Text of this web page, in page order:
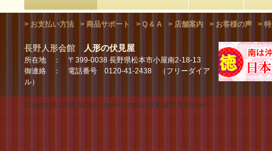
> お支払い方法 > 商品サポート > Q & A > 店舗案内 > お客様の声 >
長野人形会館 人形の伏見屋
所在地 ： 〒399-0038 長野県松本市小屋南2-18-13
御連絡 ： 電話番号 0120-41-2438 （フリーダイア
ル）
Copyright 2009 Ningyo-no-Fusimiya All.Rights Reserved.